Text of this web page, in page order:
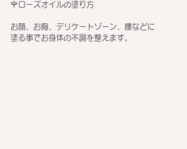
🌹ローズオイルの塗り方
お顔、お胸、デリケートゾーン、腰などに
塗る事でお身体の不調を整えます。